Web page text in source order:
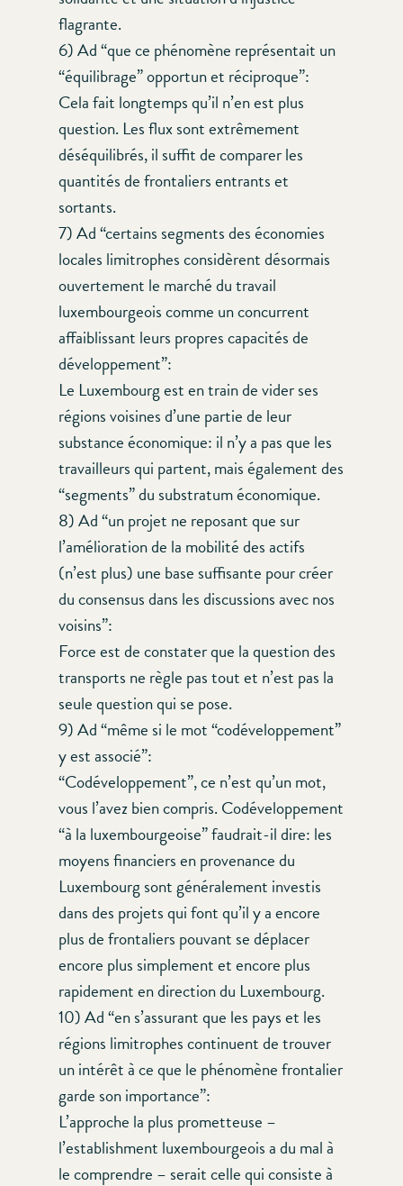
flagrante.
6) Ad “que ce phénomène représentait un
“équilibrage” opportun et réciproque”:
Cela fait longtemps qu’il n’en est plus
question. Les flux sont extrêmement
déséquilibrés, il suffit de comparer les
quantités de frontaliers entrants et
sortants.
7) Ad “certains segments des économies
locales limitrophes considèrent désormais
ouvertement le marché du travail
luxembourgeois comme un concurrent
affaiblissant leurs propres capacités de
développement”:
Le Luxembourg est en train de vider ses
régions voisines d’une partie de leur
substance économique: il n’y a pas que les
travailleurs qui partent, mais également des
“segments” du substratum économique.
8) Ad “un projet ne reposant que sur
l’amélioration de la mobilité des actifs
(n’est plus) une base suffisante pour créer
du consensus dans les discussions avec nos
voisins”:
Force est de constater que la question des
transports ne règle pas tout et n’est pas la
seule question qui se pose.
9) Ad “même si le mot “codéveloppement”
y est associé”:
“Codéveloppement”, ce n’est qu’un mot,
vous l’avez bien compris. Codéveloppement
“à la luxembourgeoise” faudrait-il dire: les
moyens financiers en provenance du
Luxembourg sont généralement investis
dans des projets qui font qu’il y a encore
plus de frontaliers pouvant se déplacer
encore plus simplement et encore plus
rapidement en direction du Luxembourg.
10) Ad “en s’assurant que les pays et les
régions limitrophes continuent de trouver
un intérêt à ce que le phénomène frontalier
garde son importance”:
L’approche la plus prometteuse –
l’establishment luxembourgeois a du mal à
le comprendre – serait celle qui consiste à